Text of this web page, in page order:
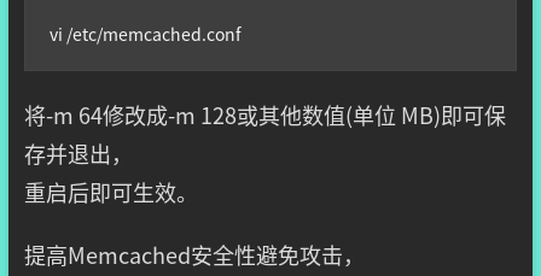
vi /etc/memcached.conf
将-m 64修改成-m 128或其他数值(单位 MB)即可保
存并退出，
重启后即可生效。
提高Memcached安全性避免攻击，